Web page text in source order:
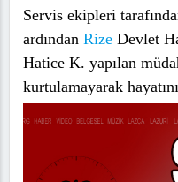
Servis ekipleri
ardından Rize Devlet
Hatice K. yapılan
kurtulamayarak